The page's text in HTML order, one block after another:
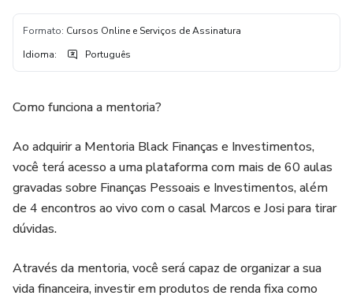
Formato: Cursos Online e Serviços de Assinatura
Idioma: Português
Como funciona a mentoria?
Ao adquirir a Mentoria Black Finanças e Investimentos,
você terá acesso a uma plataforma com mais de 60 aulas
gravadas sobre Finanças Pessoais e Investimentos, além
de 4 encontros ao vivo com o casal Marcos e Josi para tirar
dúvidas.
Através da mentoria, você será capaz de organizar a sua
vida financeira, investir em produtos de renda fixa como